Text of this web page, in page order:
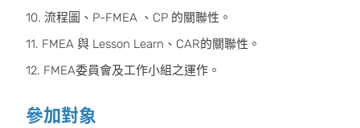
10. 流程圖、P-FMEA 、CP 的關聯性。
11. FMEA 與 Lesson Learn、CAR的關聯性。
12. FMEA委員會及工作小組之運作。
參加對象